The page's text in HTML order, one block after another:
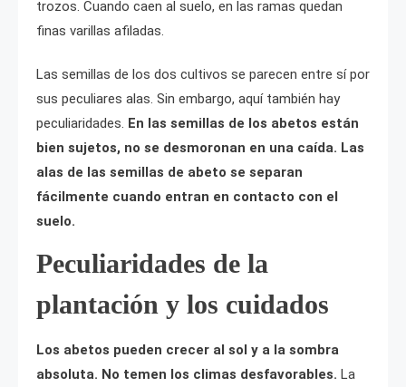
trozos. Cuando caen al suelo, en las ramas quedan
finas varillas afiladas.
Las semillas de los dos cultivos se parecen entre sí por
sus peculiares alas. Sin embargo, aquí también hay
peculiaridades. En las semillas de los abetos están
bien sujetos, no se desmoronan en una caída. Las
alas de las semillas de abeto se separan
fácilmente cuando entran en contacto con el
suelo.
Peculiaridades de la
plantación y los cuidados
Los abetos pueden crecer al sol y a la sombra
absoluta. No temen los climas desfavorables. La